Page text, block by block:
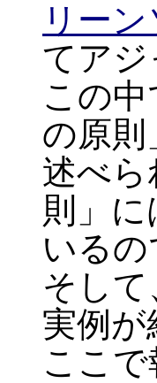
リー
てア
この
の原
述べら
則」
いる
そし
実例
ここ